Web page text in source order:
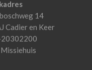
14
Cadier en Keer
Missiehuis